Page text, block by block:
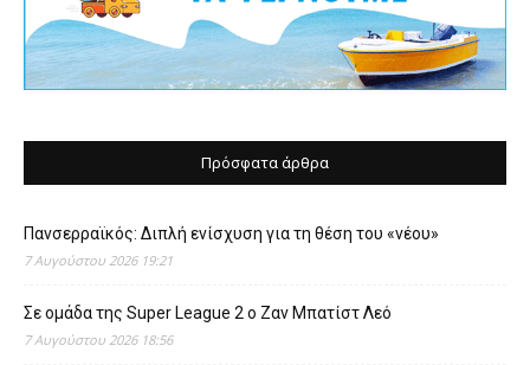
Πρόσφατα άρθρα
Πανσερραϊκός: Διπλή ενίσχυση για τη θέση του «νέου»
7 Αυγούστου 2026 19:21
Σε ομάδα της Super League 2 o Ζαν Μπατίστ Λεό
7 Αυγούστου 2026 18:56